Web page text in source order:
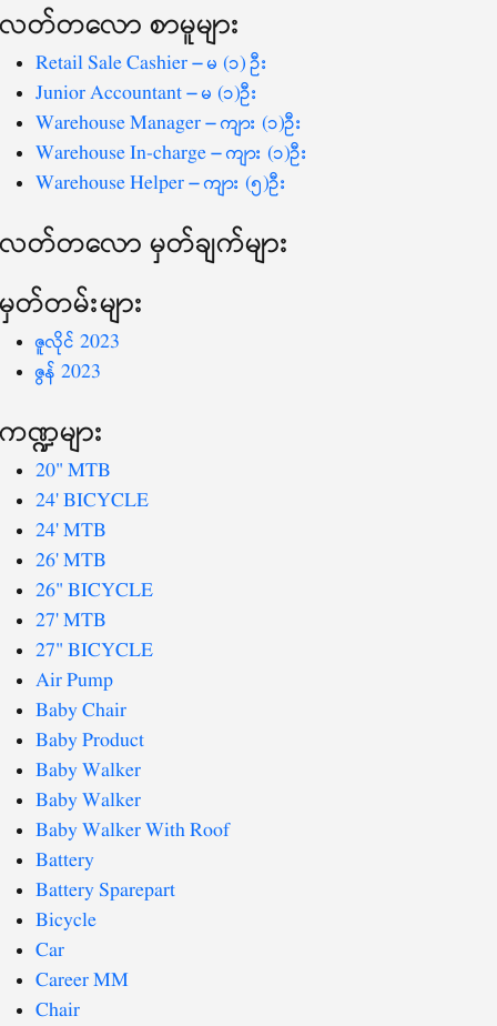
စကားလုံး
လတ်တ‌လော စာမူများ
Retail Sale Cashier – မ (၁) ဦး
Junior Accountant – မ (၁)ဦး
Warehouse Manager – ကျား (၁)ဦး
Warehouse In-charge – ကျား (၁)ဦး
Warehouse Helper – ကျား (၅)ဦး
လတ်တ‌လော မှတ်ချက်များ
မှတ်တမ်းများ
ဇူလိုင် 2023
ဇွန် 2023
ကဏ္ဍများ
20" MTB
24' BICYCLE
24' MTB
26' MTB
26" BICYCLE
27' MTB
27" BICYCLE
Air Pump
Baby Chair
Baby Product
Baby Walker
Baby Walker
Baby Walker With Roof
Battery
Battery Sparepart
Bicycle
Car
Career MM
Chair